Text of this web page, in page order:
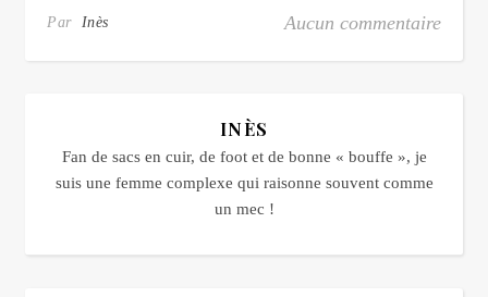
Par Inès Aucun commentaire
INÈS
Fan de sacs en cuir, de foot et de bonne « bouffe », je
suis une femme complexe qui raisonne souvent comme
un mec !